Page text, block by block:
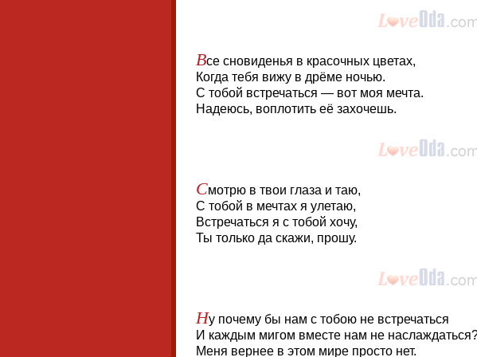
Все сновиденья в красочных цветах,
Когда тебя вижу в дрёме ночью.
С тобой встречаться — вот моя мечта.
Надеюсь, воплотить её захочешь.
Смотрю в твои глаза и таю,
С тобой в мечтах я улетаю,
Встречаться я с тобой хочу,
Ты только да скажи, прошу.
Ну почему бы нам с тобою не встречаться
И каждым мигом вместе нам не
Меня вернее в этом мире просто нет.